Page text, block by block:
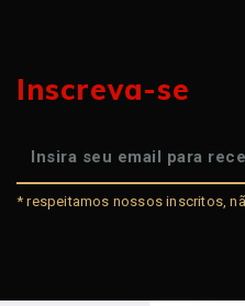
Inscreva-se
* respeitamos nossos inscritos,